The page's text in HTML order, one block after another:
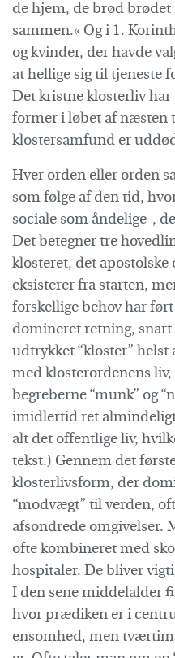
de hjem, de brød
sammen.« Og i 1.
og kvinder, der havde
at hellige sig til tjeneste
Det kristne klosterliv har
former i løbet af næsten
klostersamfund er
Hver orden eller orden
som følge af den tid,
sociale som åndelige-,
Det betegner tre
klosteret, det apostolske
eksisterer fra starten,
forskellige behov har
domineret retning, snart
udtrykket “kloster”
med klosterordenens
begreberne “munk” og
imidlertid ret
alt det offentlige liv,
tekst.) Gennem det
klosterlivsform, der
“modvægt” til verden,
afsondrede omgivelser.
ofte kombineret med
hospitaler. De bliver
I den sene middelalder
hvor prædiken er i
ensomhed, men